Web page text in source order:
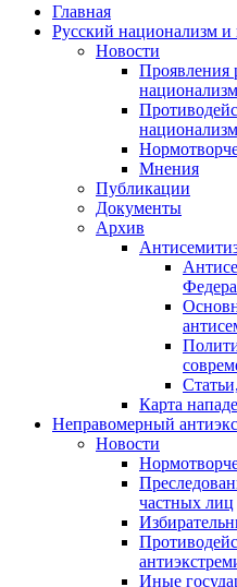
Главная
Русский национализм и
Новости
Проявления
Мнения
Публикации
Документы
Архив
Карта
Неправомерный
Новости
частных лиц
Иные